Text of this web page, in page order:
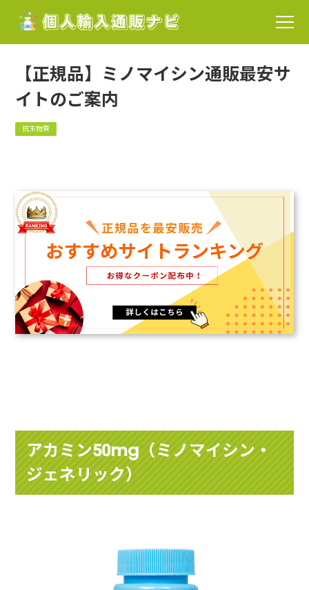
【正規品】ミノマイシン通販最安サ
イトのご案内
抗生物質
アカミン50mg（ミノマイシン・
ジェネリック）